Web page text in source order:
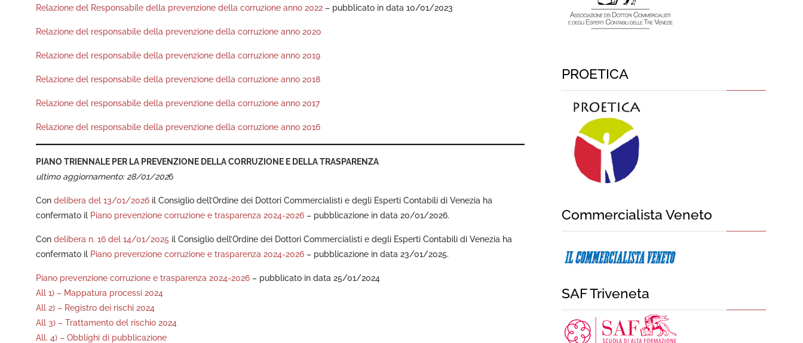
Relazione del Responsabile della prevenzione della corruzione anno 2022– pubblicato in data 10/01/2023
Relazione del responsabile della prevenzione della corruzione anno 2020
Relazione del responsabile della prevenzione della corruzione anno 2019
Relazione del responsabile della prevenzione della corruzione anno 2018
Relazione del responsabile della prevenzione della corruzione anno 2017
Relazione del responsabile della prevenzione della corruzione anno 2016
PIANO TRIENNALE PER LA PREVENZIONE DELLA CORRUZIONE E DELLA TRASPARENZA
ultimo aggiornamento: 28/01/2026
Con delibera del 13/01/2026il Consiglio dell’Ordine dei Dottori Commercialisti e degli Esperti Contabili di Venezia ha
confermato il Piano prevenzione corruzione e trasparenza 2024-2026– pubblicazione in data 20/01/2026.
Con delibera n. 16 del 14/01/2025 il Consiglio dell’Ordine dei Dottori Commercialisti e degli Esperti Contabili di Venezia ha
confermato il Piano prevenzione corruzione e trasparenza 2024-2026– pubblicazione in data 23/01/2025.
Piano prevenzione corruzione e trasparenza 2024-2026 – pubblicato in data 25/01/2024
All 1) – Mappatura processi 2024
All 2) – Registro dei rischi 2024
All 3) – Trattamento del rischio 2024
All. 4) – Obblighi di pubblicazione
PROETICA
Commercialista Veneto
SAF Triveneta